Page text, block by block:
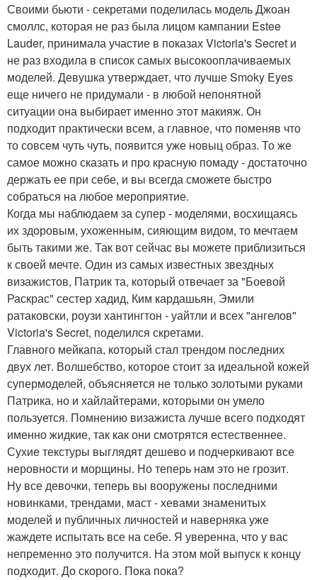
Своими бьюти - секретами поделилась модель Джоан
смоллс, которая не раз была лицом кампании Estee
Lauder, принимала участие в показах Victoria's Secret и
не раз входила в список самых высокооплачиваемых
моделей. Девушка утверждает, что лучше Smoky Eyes
еще ничего не придумали - в любой непонятной
ситуации она выбирает именно этот макияж. Он
подходит практически всем, а главное, что поменяв что
то совсем чуть чуть, появится уже новыц образ. То же
самое можно сказать и про красную помаду - достаточно
держать ее при себе, и вы всегда сможете быстро
собраться на любое мероприятие.
Когда мы наблюдаем за супер - моделями, восхищаясь
их здоровым, ухоженным, сияющим видом, то мечтаем
быть такими же. Так вот сейчас вы можете приблизиться
к своей мечте. Один из самых известных звездных
визажистов, Патрик та, который отвечает за "Боевой
Раскрас" сестер хадид, Ким кардашьян, Эмили
ратаковски, роузи хантингтон - уайтли и всех "ангелов"
Victoria's Secret, поделился скретами.
Главного мейкапа, который стал трендом последних
двух лет. Волшебство, которое стоит за идеальной кожей
супермоделей, объясняется не только золотыми руками
Патрика, но и хайлайтерами, которыми он умело
пользуется. Помнению визажиста лучше всего подходят
именно жидкие, так как они смотрятся естественнее.
Сухие текстуры выглядят дешево и подчеркивают все
неровности и морщины. Но теперь нам это не грозит.
Ну все девочки, теперь вы вооружены последними
новинками, трендами, маст - хевами знаменитых
моделей и публичных личностей и наверняка уже
жаждете испытать все на себе. Я уверенна, что у вас
непременно это получится. На этом мой выпуск к концу
подходит. До скорого. Пока пока?